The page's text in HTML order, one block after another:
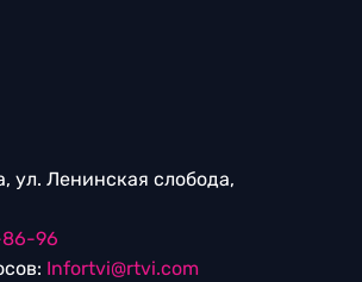
ул. Ленинская слобода,
86-96
Infortvi@rtvi.com